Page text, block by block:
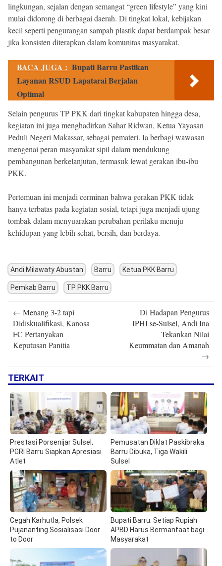
lingkungan, sejalan dengan semangat “green lifestyle” yang kini
mulai didorong di berbagai daerah. Di tingkat lokal, kebijakan
kecil seperti pengurangan sampah plastik dapat berdampak besar
jika konsisten diterapkan dalam komunitas masyarakat.
BACA JUGA : Bupati Barru Pastikan
Layanan RSUD Lapatarai Berjalan
Optimal
Selain pengurus TP PKK dari tingkat kabupaten hingga desa,
kegiatan ini juga menghadirkan Sahar Ridwan, Ketua Yayasan
Peduli Negeri Makassar, sebagai pemateri. Ia berbagi wawasan
mengenai peran masyarakat sipil dalam mendukung
pembangunan berkelanjutan, termasuk lewat gerakan ibu-ibu
PKK.
Pertemuan ini menjadi cerminan bahwa gerakan PKK tidak
hanya terbatas pada kegiatan sosial, tetapi juga menjadi ujung
tombak dalam menyuarakan perubahan perilaku menuju
kehidupan yang lebih sehat, bersih, dan berdaya.
Andi Milawaty Abustan Barru Ketua PKK Barru
Pemkab Barru TP PKK Barru
navigation
← Menang 3-2 tapi
Didiskualifikasi, Kanosa
FC Pertanyakan
Keputusan Panitia
Di Hadapan Pengurus
IPHI se-Sulsel, Andi Ina
Tekankan Nilai
Keummatan dan Amanah
→
TERKAIT
Prestasi Porsenijar Sulsel,
PGRI Barru Siapkan Apresiasi
Atlet
Pemusatan Diklat Paskibraka
Barru Dibuka, Tiga Wakili
Sulsel
Cegah Karhutla, Polsek
Pujananting Sosialisasi Door
to Door
Bupati Barru: Setiap Rupiah
APBD Harus Bermanfaat bagi
Masyarakat